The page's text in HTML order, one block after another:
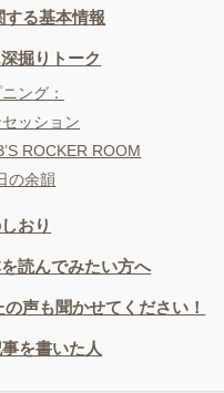
する基本情報
掘りトーク
ング：
ッション
ROCKER ROOM
の余韻
おり
読んでみたい方へ
の声も聞かせてください！
を書いた人